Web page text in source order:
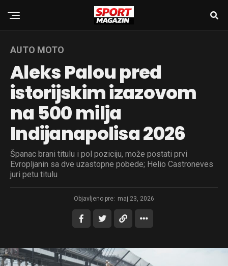
AUTO MOTO
Aleks Palou pred
istorijskim izazovom
na 500 milja
Indijanapolisa 2026
Španac brani titulu i pol poziciju, može postati prvi
Evropljanin sa dve uzastopne pobede; Helio Castroneves
juri petu titulu
Objavljeno pre: maj 23, 2026